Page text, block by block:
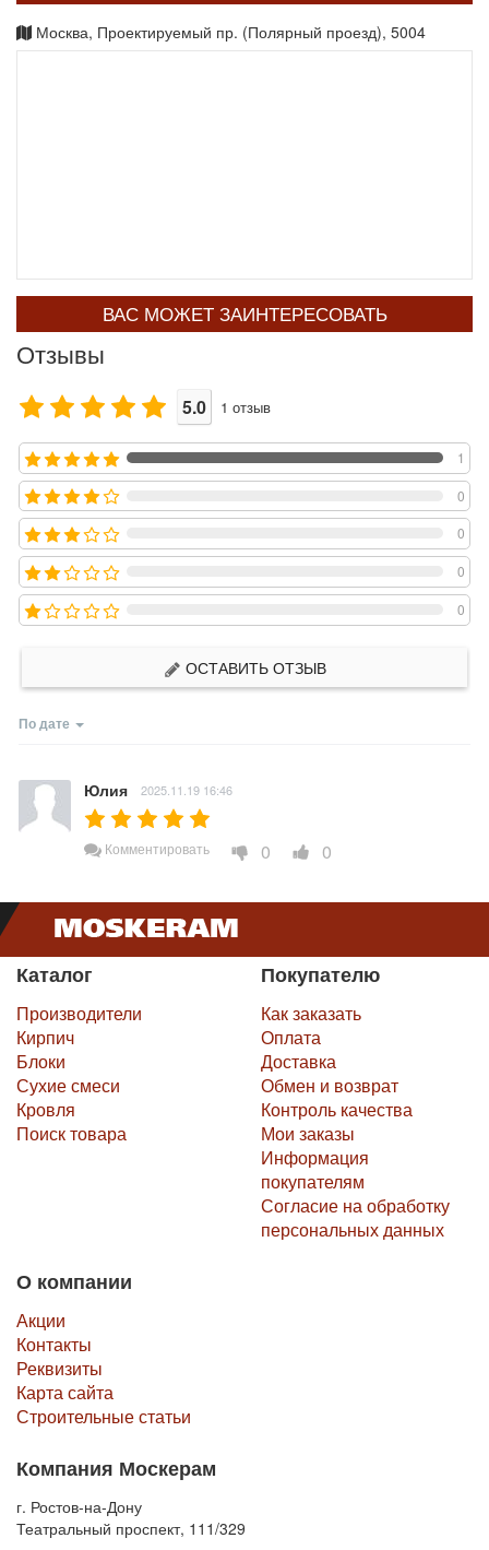
Москва, Проектируемый пр. (Полярный проезд), 5004
ВАС МОЖЕТ ЗАИНТЕРЕСОВАТЬ
Отзывы
5.0 1 отзыв
1
0
0
0
0
ОСТАВИТЬ ОТЗЫВ
По дате
Юлия 2025.11.19 16:46
Комментировать 0 0
Каталог
Производители
Кирпич
Блоки
Сухие смеси
Кровля
Поиск товара
Покупателю
Как заказать
Оплата
Доставка
Обмен и возврат
Контроль качества
Мои заказы
Информация
покупателям
Согласие на обработку
персональных данных
О компании
Акции
Контакты
Реквизиты
Карта сайта
Строительные статьи
Компания Москерам
г. Ростов-на-Дону
Театральный проспект, 111/329